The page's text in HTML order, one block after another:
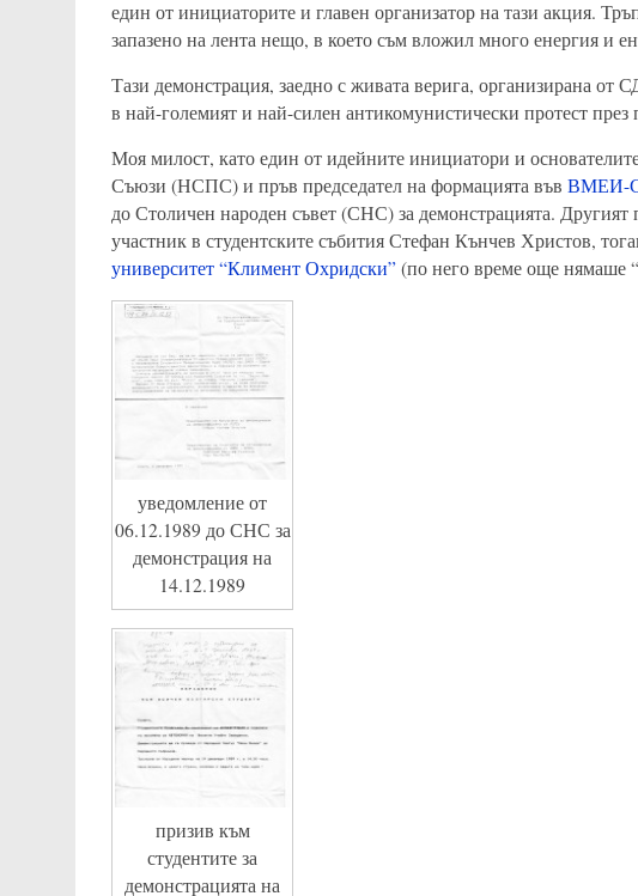
един от инициаторите и главен организатор на тази акция.
запазено на лента нещо, в което съм вложил много енергия и
Тази демонстрация, заедно с живата верига, организирана
в най-големият и най-силен антикомунистически протест
Моя милост, като един от идейните инициатори и
Съюзи (НСПС) и пръв председател на формацията във ВМЕИ-
до Столичен народен съвет (СНС) за демонстрацията. Другият
участник в студентските събития Стефан Кънчев Христов,
университет “Климент Охридски” (по него време още нямаше
уведомление от
06.12.1989 до СНС за
демонстрация на
14.12.1989
призив към
студентите за
демонстрацията на